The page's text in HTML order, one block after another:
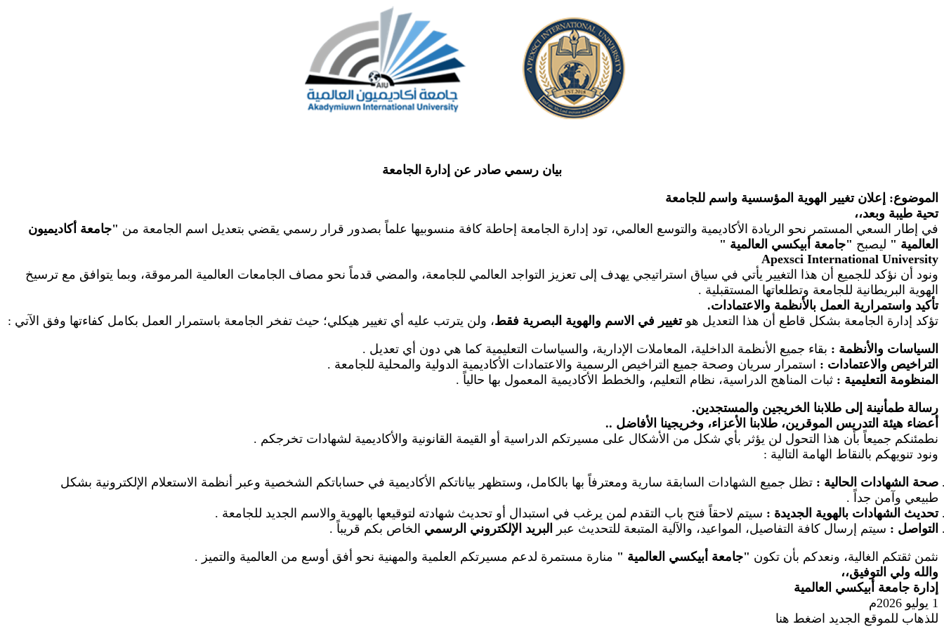
بيان رسمي صادر عن إدارة الجامعة
الموضوع: إعلان تغيير الهوية المؤسسية واسم للجامعة
تحية طيبة وبعد،،
في إطار السعي المستمر نحو الريادة الأكاديمية والتوسع العالمي، تود إدارة الجامعة إحاطة كافة منسوبيها علماً بصدور قرار رسمي يقضي بتعديل اسم الجامعة من "جامعة أكاديميون
العالمية " ليصبح "جامعة أبيكسي العالمية "
International University
Apexsci
ونود أن نؤكد للجميع أن هذا التغيير يأتي في سياق استراتيجي يهدف إلى تعزيز التواجد العالمي للجامعة، والمضي قدماً نحو مصاف الجامعات العالمية المرموقة، وبما يتوافق مع ترسيخ
الهوية البريطانية للجامعة وتطلعاتها المستقبلية .
تأكيد واستمرارية العمل بالأنظمة والاعتمادات.
تؤكد إدارة الجامعة بشكل قاطع أن هذا التعديل هوتغيير في الاسم والهوية البصرية فقط، ولن يترتب عليه أي تغيير هيكلي؛ حيث تفخر الجامعة باستمرار العمل بكامل كفاءتها وفق الآتي :
السياسات والأنظمة : بقاء جميع الأنظمة الداخلية، المعاملات الإدارية، والسياسات التعليمية كما هي دون أي تعديل .
التراخيص والاعتمادات : استمرار سريان وصحة جميع التراخيص الرسمية والاعتمادات الأكاديمية الدولية والمحلية للجامعة .
المنظومة التعليمية : ثبات المناهج الدراسية، نظام التعليم، والخطط الأكاديمية المعمول بها حالياً .
رسالة طمأنينة إلى طلابنا الخريجين والمستجدين.
أعضاء هيئة التدريس الموقرين، طلابنا الأعزاء، وخريجينا الأفاضل ..
نطمئنكم جميعاً بأن هذا التحول لن يؤثر بأي شكل من الأشكال على مسيرتكم الدراسية أو القيمة القانونية والأكاديمية لشهادات تخرجكم .
ونود تنويهكم بالنقاط الهامة التالية :
صحة الشهادات الحالية : تظل جميع الشهادات السابقة سارية ومعترفاً بها بالكامل، وستظهر بياناتكم الأكاديمية في حساباتكم الشخصية وعبر أنظمة الاستعلام الإلكترونية بشكل
طبيعي وآمن جداً .
تحديث الشهادات بالهوية الجديدة : سيتم لاحقاً فتح باب التقدم لمن يرغب في استبدال أو تحديث شهادته لتوقيعها بالهوية والاسم الجديد للجامعة .
التواصل : سيتم إرسال كافة التفاصيل، المواعيد، والآلية المتبعة للتحديث عبر البريد الإلكتروني الرسمي الخاص بكم قريباً .
نثمن ثقتكم الغالية، ونعدكم بأن تكون "جامعة أبيكسي العالمية " منارة مستمرة لدعم مسيرتكم العلمية والمهنية نحو أفق أوسع من العالمية والتميز .
والله ولي التوفيق،،
إدارة جامعة أبيكسي العالمية
1 يوليو 2026م
للذهاب للموقع الجديد اضغط هنا